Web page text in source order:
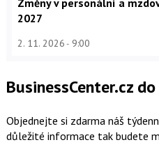
Změny v personální a
2027
2. 11. 2026 9:00
BusinessCenter.cz
Objednejte si zdarma náš
důležité informace tak budete